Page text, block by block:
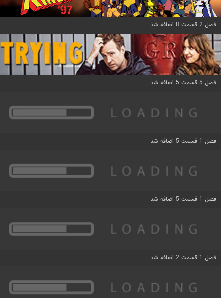
فصل 2 قسمت 8 اضافه شد
فصل 5 قسمت 5 اضافه شد
فصل 1 قسمت 5 اضافه شد
فصل 1 قسمت 5 اضافه شد
فصل 1 قسمت 2 اضافه شد